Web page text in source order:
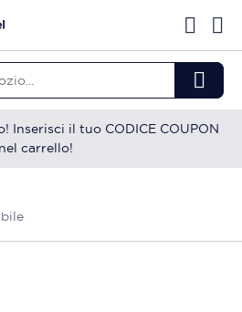
il tuo CODICE COUPON
nel carrello!